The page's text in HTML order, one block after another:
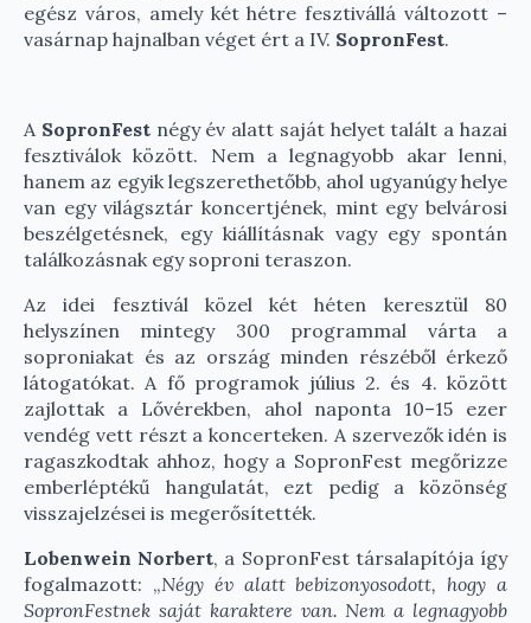
egész város, amely két hétre fesztivállá változott –
vasárnap hajnalban véget ért a IV. SopronFest.
A SopronFestnégy év alatt saját helyet talált a hazai
fesztiválok között. Nem a legnagyobb akar lenni,
hanem az egyik legszerethetőbb, ahol ugyanúgy helye
van egy világsztár koncertjének, mint egy belvárosi
beszélgetésnek, egy kiállításnak vagy egy spontán
találkozásnak egy soproni teraszon.
Az idei fesztivál közel két héten keresztül 80
helyszínen mintegy 300 programmal várta a
soproniakat és az ország minden részéből érkező
látogatókat. A fő programok július 2. és 4. között
zajlottak a Lővérekben, ahol naponta 10–15 ezer
vendég vett részt a koncerteken. A szervezők idén is
ragaszkodtak ahhoz, hogy a SopronFest megőrizze
emberléptékű hangulatát, ezt pedig a közönség
visszajelzései is megerősítették.
Lobenwein Norbert, a SopronFest társalapítója így
fogalmazott: „Négy év alatt bebizonyosodott, hogy a
SopronFestnek saját karaktere van. Nem a legnagyobb